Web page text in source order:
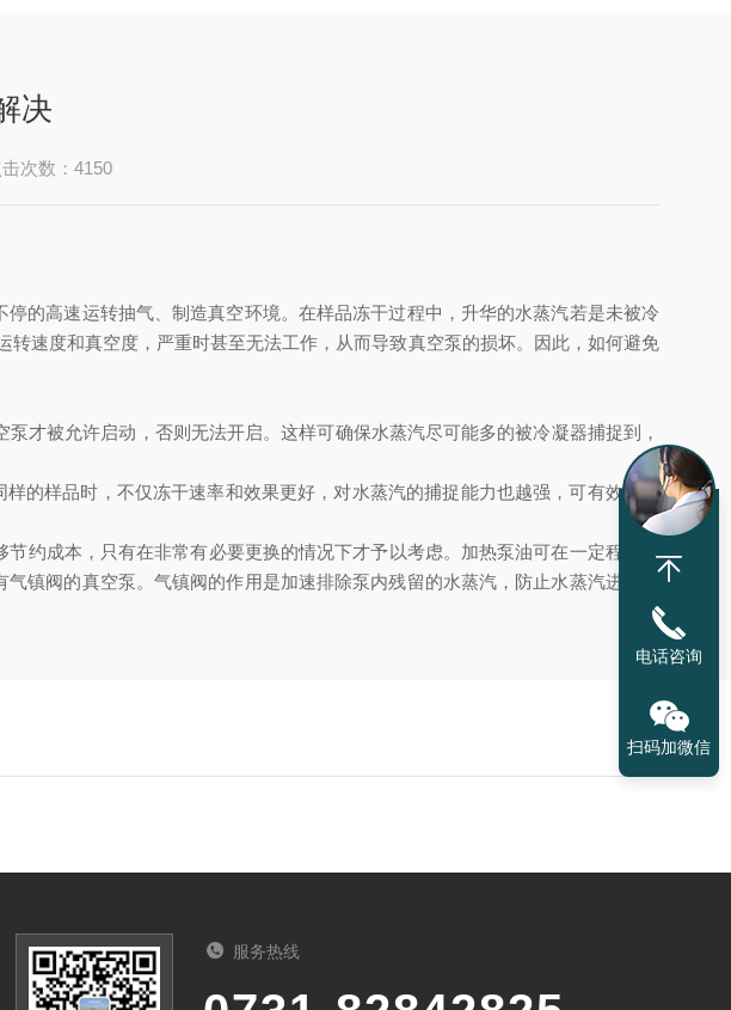
决
击次数：4150
的高速运转抽气、制造真空环境。在样品冻干过程中，升华的水蒸汽若是未被冷
速度和真空度，严重时甚至无法工作，从而导致真空泵的损坏。因此，如何避免
才被允许启动，否则无法开启。这样可确保水蒸汽尽可能多的被冷凝器捕捉到，
的样品时，不仅冻干速率和效果更好，对水蒸汽的捕捉能力也越强，可有效降低
约成本，只有在非常有必要更换的情况下才予以考虑。加热泵油可在一定程度去
镇阀的真空泵。气镇阀的作用是加速排除泵内残留的水蒸汽，防止水蒸汽进入泵
服务热线
电话咨询
扫码加微信